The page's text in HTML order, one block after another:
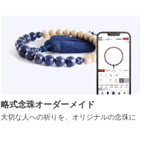
略式念珠オーダーメイド
大切な人への祈りを、オリジナルの念珠に